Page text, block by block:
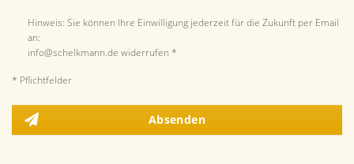
Hinweis: Sie können Ihre Einwilligung jederzeit für die Zukunft per Email
an:
info@schelkmann.de widerrufen *
* Pflichtfelder
Absenden